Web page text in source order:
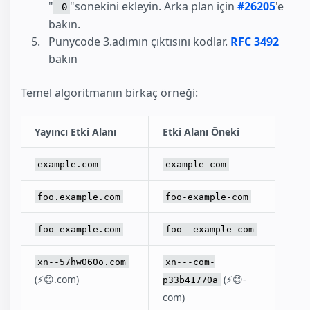
" -0 "sonekini ekleyin. Arka plan için #26205'e
bakın.
Punycode 3.adımın çıktısını kodlar. RFC 3492
bakın
Temel algoritmanın birkaç örneği:
Yayıncı Etki Alanı Etki Alanı Öneki
example.com example-com
foo.example.com foo-example-com
foo-example.com foo--example-com
xn--57hw060o.com
(⚡😊.com)
xn---com-
p33b41770a (⚡😊-
com)